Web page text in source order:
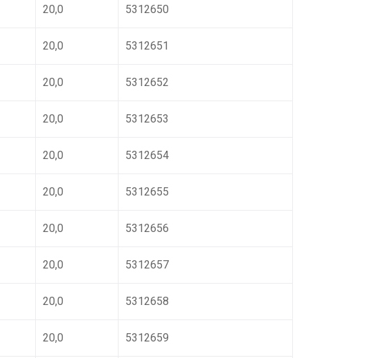
20,0 5312650
20,0 5312651
20,0 5312652
20,0 5312653
20,0 5312654
20,0 5312655
20,0 5312656
20,0 5312657
20,0 5312658
20,0 5312659